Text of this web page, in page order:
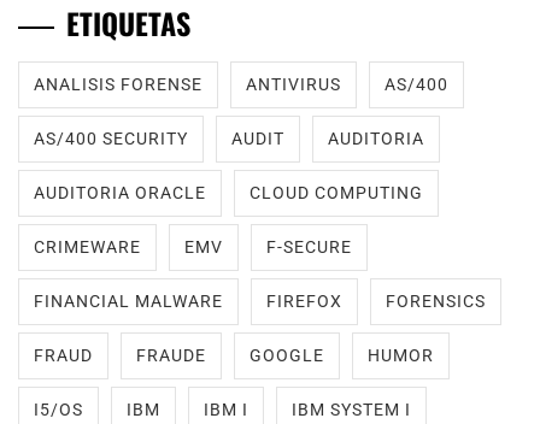
ETIQUETAS
ANALISIS FORENSE ANTIVIRUS AS/400
AS/400 SECURITY AUDIT AUDITORIA
AUDITORIA ORACLE CLOUD COMPUTING
CRIMEWARE EMV F-SECURE
FINANCIAL MALWARE FIREFOX FORENSICS
FRAUD FRAUDE GOOGLE HUMOR
I5/OS IBM IBM I IBM SYSTEM I